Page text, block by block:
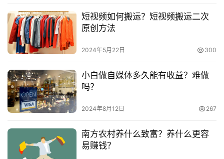
淘
宝
分
享
如何寻找网上创业项目?寻找方法有哪些?
载，请注明出处：
https://www.zaotuan.com.cn/129940.html
版权声明：本文内容由互联网用户自发贡献，该文观点仅代表
承担相关法律责任。如发现本站有涉嫌抄袭侵权/违法违规的内
容， 请发送邮件至 153055113@qq.com 举报，一经查实，
本站将立刻删除。
短视频如何搬运？短视频搬运二次
原创方法
2024年5月22日 300
小白做自媒体多久能有收益？难做
吗？
2024年8月12日 267
南方农村养什么致富？养什么更容
易赚钱？